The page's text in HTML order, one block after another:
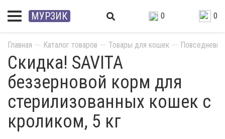
МУРЗИК 0 0
Главная Каталог товаров Товары для кошек
Скидка! SAVITA
беззерновой корм для
стерилизованных кошек с
кроликом, 5 кг